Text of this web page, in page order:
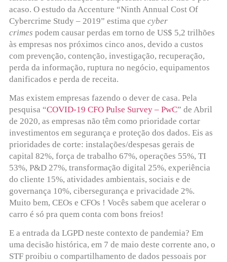
acaso. O estudo da Accenture “Ninth Annual Cost Of
Cybercrime Study – 2019” estima que cyber
crimes podem causar perdas em torno de US$ 5,2 trilhões
às empresas nos próximos cinco anos, devido a custos
com prevenção, contenção, investigação, recuperação,
perda da informação, ruptura no negócio, equipamentos
danificados e perda de receita.
Mas existem empresas fazendo o dever de casa. Pela
pesquisa “COVID-19 CFO Pulse Survey – PwC” de Abril
de 2020, as empresas não têm como prioridade cortar
investimentos em segurança e proteção dos dados. Eis as
prioridades de corte: instalações/despesas gerais de
capital 82%, força de trabalho 67%, operações 55%, TI
53%, P&D 27%, transformação digital 25%, experiência
do cliente 15%, atividades ambientais, sociais e de
governança 10%, cibersegurança e privacidade 2%.
Muito bem, CEOs e CFOs ! Vocês sabem que acelerar o
carro é só pra quem conta com bons freios!
E a entrada da LGPD neste contexto de pandemia? Em
uma decisão histórica, em 7 de maio deste corrente ano, o
STF proibiu o compartilhamento de dados pessoais por